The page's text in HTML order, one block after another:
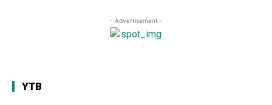
- Advertisement -
YTB